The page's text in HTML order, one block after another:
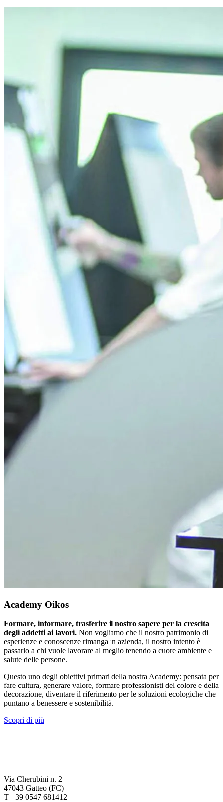
Academy Oikos
Formare, informare, trasferire il nostro sapere per la crescita
degli addetti ai lavori. Non vogliamo che il nostro patrimonio di
esperienze e conoscenze rimanga in azienda, il nostro intento è
passarlo a chi vuole lavorare al meglio tenendo a cuore ambiente e
salute delle persone.
Questo uno degli obiettivi primari della nostra Academy: pensata per
fare cultura, generare valore, formare professionisti del colore e della
decorazione, diventare il riferimento per le soluzioni ecologiche che
puntano a benessere e sostenibilità.
Scopri di più
Via Cherubini n. 2
47043 Gatteo (FC)
T +39 0547 681412